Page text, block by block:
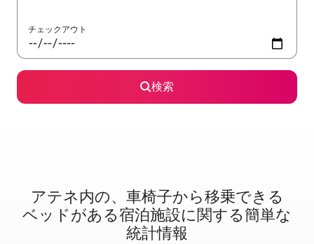
チェックアウト
検索
アテネ内⁠の⁠、車⁠椅⁠子⁠か⁠ら移⁠乗⁠で⁠き⁠る
ベ⁠ッ⁠ド⁠が⁠あ⁠る宿⁠泊⁠施⁠設⁠に関⁠す⁠る簡⁠単⁠な
統⁠計⁠情⁠報